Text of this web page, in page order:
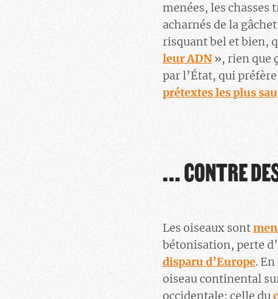
menées, les chasses
acharnés de la
risquant bel et bien,
leur ADN», rien que
par l’État, qui
prétextes les plus
… CONTRE
Les oiseaux sont
bétonisation, perte
disparu d’Europe.
oiseau continental
occidentale: celle du